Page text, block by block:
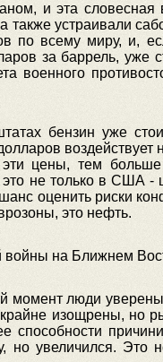
и эта словесная
устраивали
по всему миру, и,
за баррель, уже
военного
бензин уже
воздействует
цены, тем больше
не только в США
оценить риски
это нефть.
войны на Ближнем
момент люди
изощрены, но
способности
увеличился. Это